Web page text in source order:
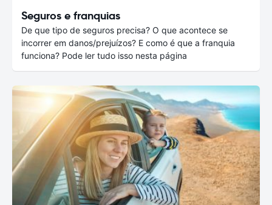
Seguros e franquias
De que tipo de seguros precisa? O que acontece se
incorrer em danos/prejuízos? E como é que a franquia
funciona? Pode ler tudo isso nesta página